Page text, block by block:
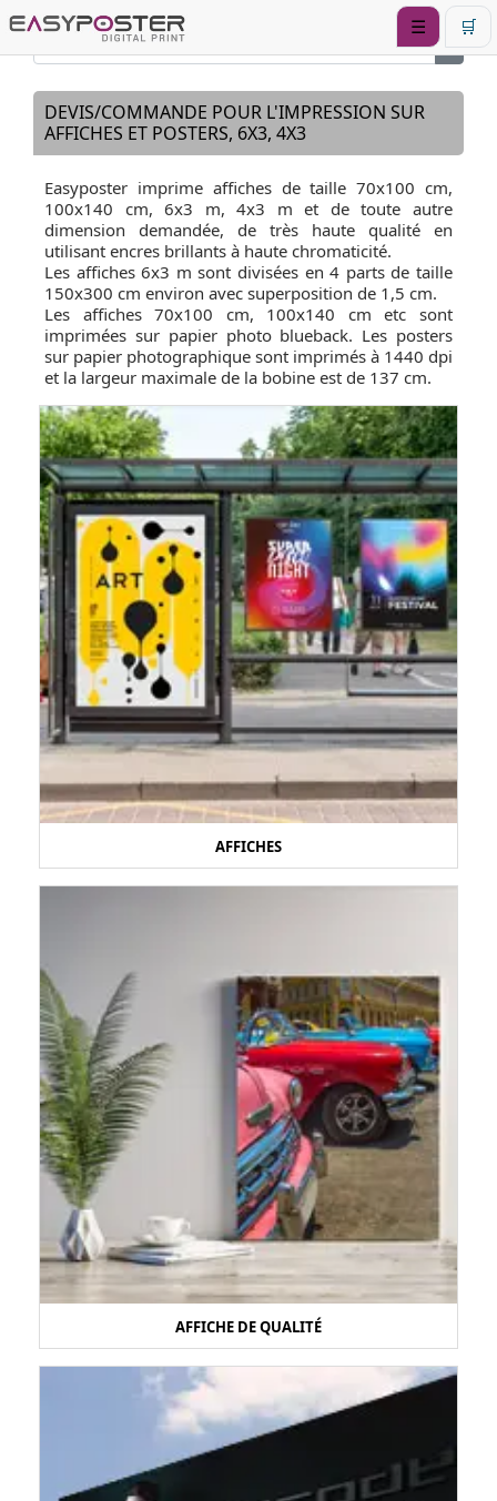
☰ 🛒
DEVIS/COMMANDE POUR L'IMPRESSION SUR
AFFICHES ET POSTERS, 6X3, 4X3
Easyposter imprime affiches de taille 70x100 cm,
100x140 cm, 6x3 m, 4x3 m et de toute autre
dimension demandée, de très haute qualité en
utilisant encres brillants à haute chromaticité.
Les affiches 6x3 m sont divisées en 4 parts de taille
150x300 cm environ avec superposition de 1,5 cm.
Les affiches 70x100 cm, 100x140 cm etc sont
imprimées sur papier photo blueback. Les posters
sur papier photographique sont imprimés à 1440 dpi
et la largeur maximale de la bobine est de 137 cm.
AFFICHES
AFFICHE DE QUALITÉ